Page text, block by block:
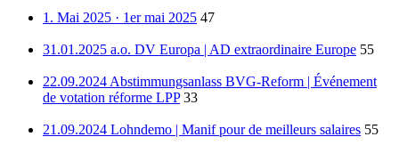
1. Mai 2025 · 1er mai 2025 47
31.01.2025 a.o. DV Europa | AD extraordinaire Europe 55
22.09.2024 Abstimmungsanlass BVG-Reform | Événement
de votation réforme LPP 33
21.09.2024 Lohndemo | Manif pour de meilleurs salaires 55